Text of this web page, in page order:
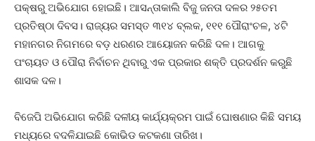
ପକ୍ଷରୁ ଅଭିଯୋଗ ହୋଇଛି। ଆସନ୍ତାକାଲି ବିଜୁ ଜନତା ଦଳର ୨୫ତମ
ପ୍ରତିଷ୍ଠା ଦିବସ। ରାଜ୍ୟର ସମସ୍ତ ୩୧୪ ବ୍ଲକ, ୧୧୧ ପୌରାଂଚଳ, ୪ଟି
ମହାନଗର ନିଗମରେ ବଡ଼ ଧରଣର ଆୟୋଜନ କରିଛି ଦଳ। ଆଗକୁ
ପଂଚାୟତ ଓ ପୌରା ନିର୍ବାଚନ ଥିବାରୁ ଏକ ପ୍ରକାର ଶକ୍ତି ପ୍ରଦର୍ଶନ କରୁଛି
ଶାସକ ଦଳ।
ବିଜେପି ଅଭିଯୋଗ କରିଛି ଦଳୀୟ କାର୍ଯ୍ୟକ୍ରମ ପାଇଁ ଘୋଷଣାର କିଛି ସମୟ
ମଧ୍ୟରେ ବଦଳିଯାଇଛି କୋଭିଡ କଟକଣା ତାରିଖ।